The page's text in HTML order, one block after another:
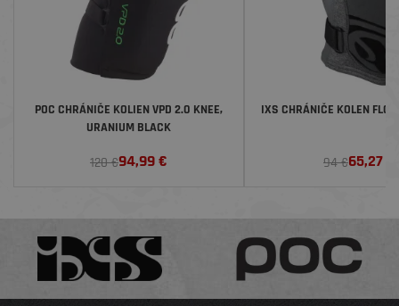
POC CHRÁNIČE KOLIEN VPD 2.0 KNEE,
URANIUM BLACK
120 €94,99€
IXS CHRÁNIČE KOLEN
94 €65,27